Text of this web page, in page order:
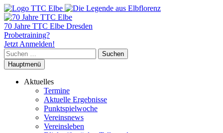
70 Jahre TTC Elbe Dresden
Probetraining?
Jetzt Anmelden!
Suchen
nach:
Hauptmenü
Aktuelles
Termine
Aktuelle Ergebnisse
Punktspielwoche
Vereinsnews
Vereinsleben